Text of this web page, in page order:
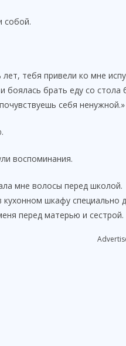
собой.
тебя привели ко мне
боялась брать еду со
себя ненужной.»
воспоминания.
мне волосы перед школой.
шкафу специально
перед матерью и сестрой.